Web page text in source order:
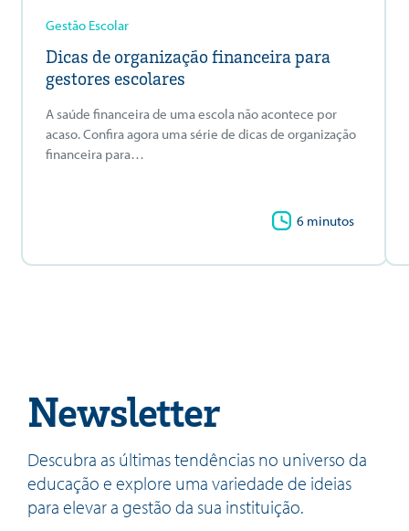
Gestão Escolar
Dicas de organização financeira para
gestores escolares
A saúde financeira de uma escola não acontece por
acaso. Confira agora uma série de dicas de organização
financeira para…
6 minutos
Newsletter
Descubra as últimas tendências no universo da
educação e explore uma variedade de ideias
para elevar a gestão da sua instituição.